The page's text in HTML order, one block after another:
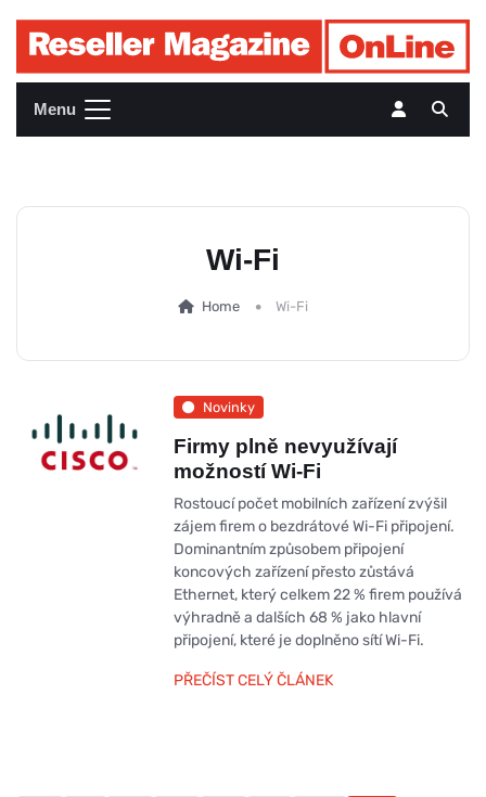
Menu
Wi-Fi
Home Wi-Fi
Novinky
Firmy plně nevyužívají
možností Wi-Fi
Rostoucí počet mobilních zařízení zvýšil
zájem firem o bezdrátové Wi-Fi připojení.
Dominantním způsobem připojení
koncových zařízení přesto zůstává
Ethernet, který celkem 22 % firem používá
výhradně a dalších 68 % jako hlavní
připojení, které je doplněno sítí Wi-Fi.
PŘEČÍST CELÝ ČLÁNEK